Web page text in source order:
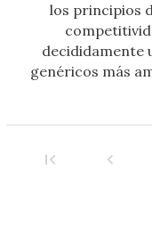
los principios
decididamente
genéricos más